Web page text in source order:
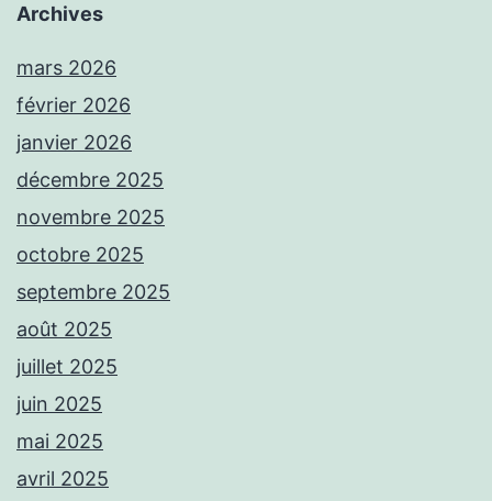
Archives
mars 2026
février 2026
janvier 2026
décembre 2025
novembre 2025
octobre 2025
septembre 2025
août 2025
juillet 2025
juin 2025
mai 2025
avril 2025